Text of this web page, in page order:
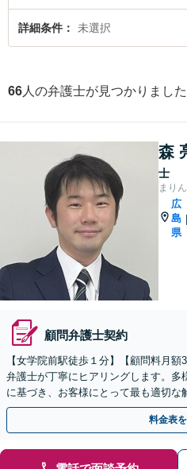
士契約のトラブル解決の実績豊富な近く
料で顧問弁護士契約を法律相談できる広
詳細条件 未選択
66 人の弁護士が見つかりました
森
士
まり
広
島
県
顧問弁護士契約
【女学院前駅徒歩１分】【顧問料月
弁護士が丁寧にヒアリングします。多
に基づき、お客様にとって最も適切な
の同種トラブル防止のための提案も行
料金表